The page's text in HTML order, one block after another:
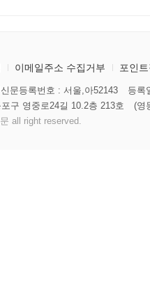
이메일주소 수집거부 포인
문등록번호 : 서울,아52143
등록
구 영중로24길 10.2층 213호
(영
all right reserved.